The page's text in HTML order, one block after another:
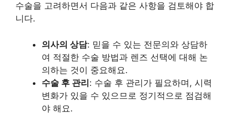
수술을 고려하면서 다음과 같은 사항을 검토해야 합
니다.
의사의 상담: 믿을 수 있는 전문의와 상담하
여 적절한 수술 방법과 렌즈 선택에 대해 논
의하는 것이 중요해요.
수술 후 관리: 수술 후 관리가 필요하며, 시력
변화가 있을 수 있으므로 정기적으로 점검해
야 해요.